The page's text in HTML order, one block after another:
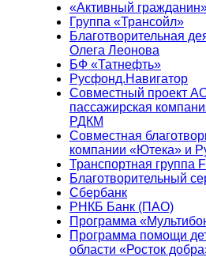
«Активный
Группа «Трансойл»
Благотворительная
Олега Леонова
БФ «Татнефть»
Русфонд.Навигатор
Совместный проект
пассажирская
РДКМ
Совместная
компании «Ютека» и
Транспортная группа
Благотворительный
Сбербанк
РНКБ Банк (ПАО)
Программа
Программа помощи
области «Росток